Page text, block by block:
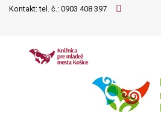
Kontakt: tel. č.: 0903 408 397